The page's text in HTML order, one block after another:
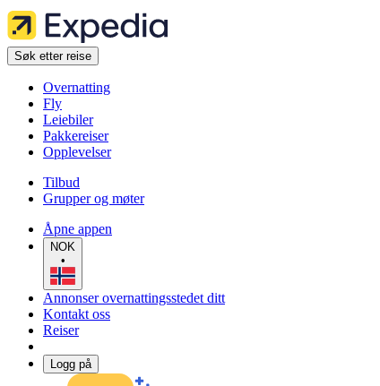
Søk etter reise
Overnatting
Fly
Leiebiler
Pakkereiser
Opplevelser
Tilbud
Grupper og møter
Åpne appen
NOK
•
Annonser overnattingsstedet ditt
Kontakt oss
Reiser
Logg på